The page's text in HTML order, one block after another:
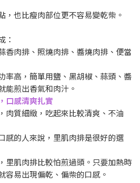
，也比瘦肉部位更不容易變乾柴。
：
肉排、照燒肉排、醬燒肉排、便當
率高，簡單用鹽、黑胡椒、蒜頭、醬
能煎出香氣和肉汁。
口感清爽扎實
肉質細緻，吃起來比較清爽、不油
感的人來說，里肌肉排是很好的選
里肌肉排比較怕煎過頭。只要加熱時
容易出現偏乾、偏柴的口感。